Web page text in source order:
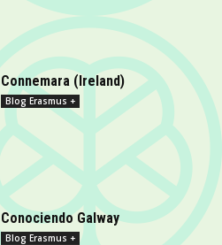
Connemara (Ireland)
Blog Erasmus +
Conociendo Galway
Blog Erasmus +